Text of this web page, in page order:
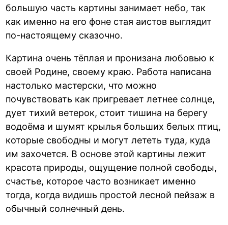
большую часть картины занимает небо, так
как именно на его фоне стая аистов выглядит
по-настоящему сказочно.
Картина очень тёплая и пронизана любовью к
своей Родине, своему краю. Работа написана
настолько мастерски, что можно
почувствовать как пригревает летнее солнце,
дует тихий ветерок, стоит тишина на берегу
водоёма и шумят крылья больших белых птиц,
которые свободны и могут лететь туда, куда
им захочется. В основе этой картины лежит
красота природы, ощущение полной свободы,
счастье, которое часто возникает именно
тогда, когда видишь простой лесной пейзаж в
обычный солнечный день.